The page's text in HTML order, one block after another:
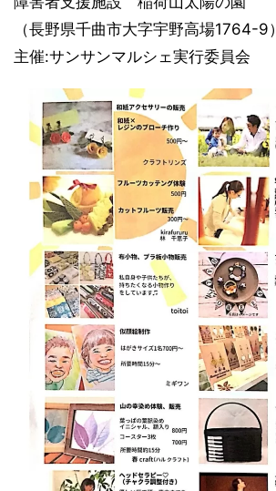
（長野県千曲市大字宇野高場1764-9）
主催:サンサンマルシェ実行委員会